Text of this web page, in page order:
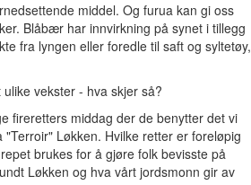
middel. Og furua kan gi oss
Blåbær har innvirkning på synet i tillegg
fra lyngen eller foredle til saft og syltetøy,
vekster - hva skjer så?
fireretters middag der de benytter det vi
Løkken. Hvilke retter er foreløpig
brukes for å gjøre folk bevisste på
Løkken og hva vårt jordsmonn gir av